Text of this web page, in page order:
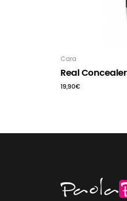
Cara
Real Concealer
19,90€